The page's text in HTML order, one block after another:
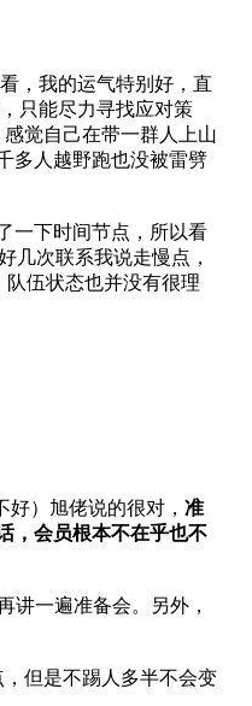
，我的运气特别好，直
只能尽力寻找应对策
觉自己在带一群人上山
多人越野跑也没被雷劈
一下时间节点，所以看
几次联系我说走慢点，
伍状态也并没有很理
）旭佬说的很对， 准
，会员根本不在乎也不
讲一遍准备会。另外，
但是不踢人多半不会变